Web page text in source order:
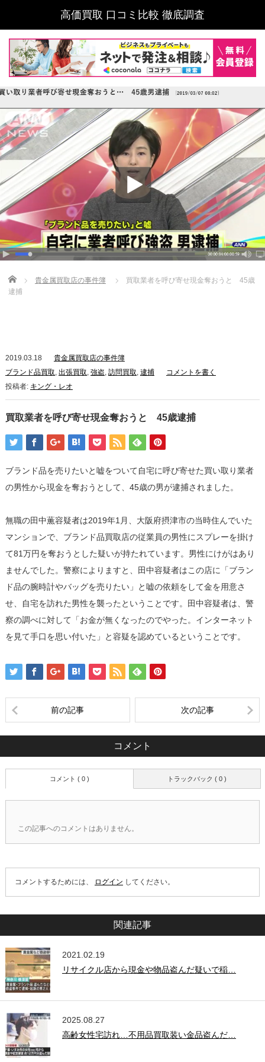
高価買取 口コミ比較 徹底調査
Home 貴金属買取店の事件簿
買取業者を呼び寄せ現金奪おうと 45歳
逮捕
2019.03.18
貴金属買取店の事件簿
ブランド品買取 出張買取 強盗 訪問買取 逮捕
コメントを書く
投稿者: キング・レオ
買取業者を呼び寄せ現金奪おうと 45歳逮捕
ブランド品を売りたいと嘘をついて自宅に呼び寄せた買い取り業者
の男性から現金を奪おうとして、45歳の男が逮捕されました。
無職の田中薫容疑者は2019年1月、大阪府摂津市の当時住んでいた
マンションで、ブランド品買取店の従業員の男性にスプレーを掛け
て81万円を奪おうとした疑いが持たれています。男性にけがはあり
ませんでした。警察によりますと、田中容疑者はこの店に「ブラン
ド品の腕時計やバッグを売りたい」と嘘の依頼をして金を用意さ
せ、自宅を訪れた男性を襲ったということです。田中容疑者は、警
察の調べに対して「お金が無くなったのでやった。インターネット
を見て手口を思い付いた」と容疑を認めているということです。
前の記事 次の記事
コメント
トラックバック ( 0 )
コメント ( 0 )
この記事へのコメントはありません。
コメントするためには、 ログイン してください。
関連記事
2021.02.19
リサイクル店から現金や物品盗んだ疑いで稲…
2025.08.27
高齢女性宅訪れ…不用品買取装い金品盗んだ…